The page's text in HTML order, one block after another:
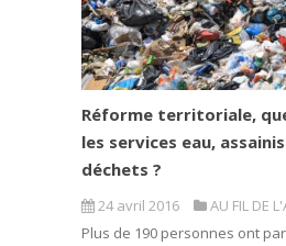
Réforme territoriale,
les services eau,
déchets ?
24 avril 2016 AU FIL DE
Plus de 190 personnes ont